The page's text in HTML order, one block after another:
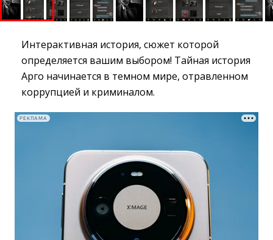
Интерактивная история, сюжет которой
определяется вашим выбором! Тайная история
Арго начинается в темном мире, отравленном
коррупцией и криминалом.
РЕКЛАМА